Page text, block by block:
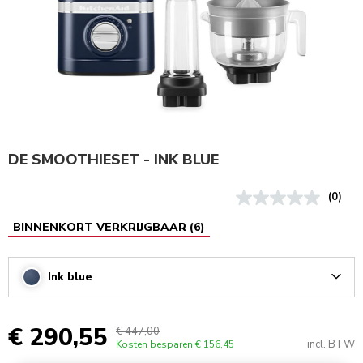
DE SMOOTHIESET - INK BLUE
(0)
BINNENKORT VERKRIJGBAAR (6)
Ink blue
€ 290,55 € 447,00
Kosten besparen € 156,45 incl. BTW